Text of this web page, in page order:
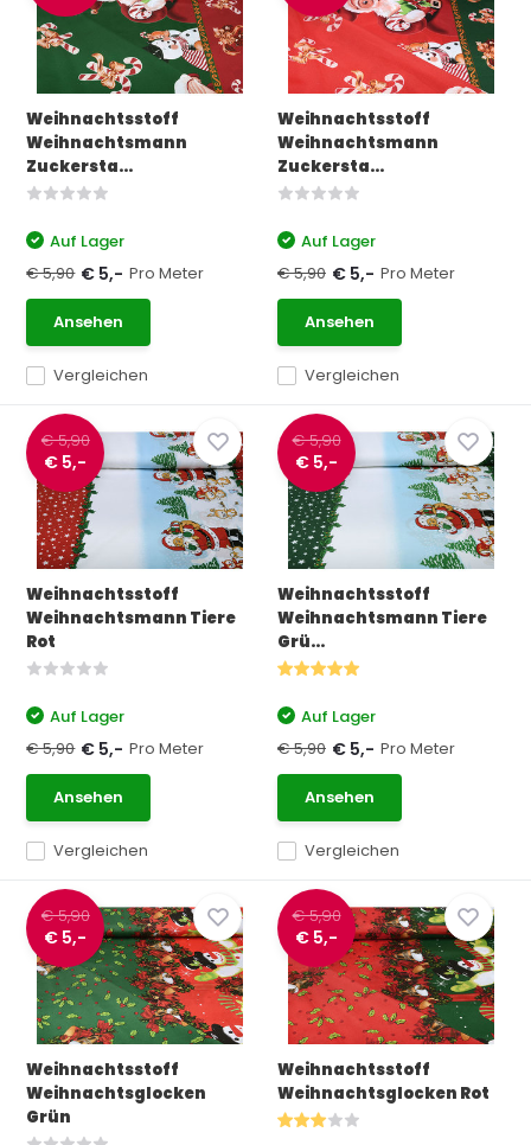
Weihnachtsstoff
Weihnachtsmann
Zuckersta...
Vergleichen
Auf Lager
€ 5,90 € 5,- Pro Meter
Ansehen
Weihnachtsstoff
Weihnachtsmann
Zuckersta...
Vergleichen
Auf Lager
€ 5,90 € 5,- Pro Meter
Ansehen
€ 5,90
€ 5,-
Weihnachtsstoff
Weihnachtsmann Tiere
Rot
Vergleichen
Auf Lager
€ 5,90 € 5,- Pro Meter
Ansehen
€ 5,90
€ 5,-
Weihnachtsstoff
Weihnachtsmann Tiere
Grü...
Vergleichen
Auf Lager
€ 5,90 € 5,- Pro Meter
Ansehen
€ 5,90
€ 5,-
Weihnachtsstoff
Weihnachtsglocken
Grün
€ 5,90
€ 5,-
Weihnachtsstoff
Weihnachtsglocken Rot